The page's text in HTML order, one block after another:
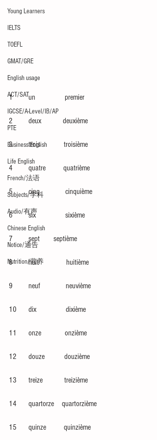
Young Learners
IELTS
TOEFL
GMAT/GRE
English usage
ACT/SAT
IGCSE/A-Level/IB/AP
PTE
Business English
Life English
French/法语
Subjects/学科
Audio/有声
Chinese English
Notice/通告
Nutrition/营养
1        un               premier
2        deux           deuxième
3        trois            troisième
4        quatre         quatrième
5        cinq             cinquième
6        six               sixième
7        sept       septième
8        huit              huitième
9        neuf             neuvième
10      dix               dixième
11      onze            onzième
12      douze          douzième
13      treize           treizième
14      quartorze    quartorzième
15      quinze         quinzième